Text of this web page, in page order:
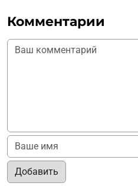
Комментарии
Добавить